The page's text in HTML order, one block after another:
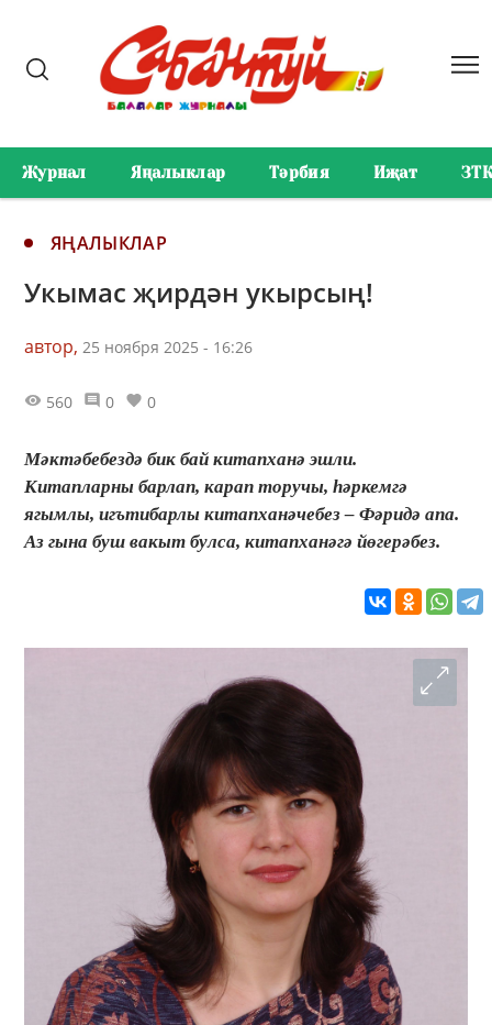
Журнал Яңалыклар Тәрбия Иҗат ЗТК
ЯҢАЛЫКЛАР
Укымас җирдән укырсың!
автор, 25 ноября 2025 - 16:26
560 0 0
Мәктәбебездә бик бай китапханә эшли.
Китапларны барлап, карап торучы, һәркемгә
ягымлы, игътибарлы китапханәчебез – Фәридә апа.
Аз гына буш вакыт булса, китапханәгә йөгерәбез.